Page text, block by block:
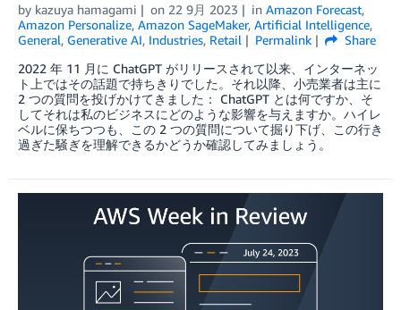
by kazuya hamagami on 22 9月 2023 in Amazon Forecast,
Amazon Personalize, Amazon SageMaker, Artificial Intelligence,
General, Generative AI, Industries, Retail Permalink
Share
2022 年 11 月に ChatGPT がリリースされて以来、インターネッ
ト上ではその話題で持ちきりでした。それ以降、小売業者は主に
2 つの質問を投げかけてきました： ChatGPT とは何ですか、そ
してそれは私のビジネスにどのような影響を与えますか。ハイレ
ベルに保ちつつも、この 2 つの質問について掘り下げ、この行き
過ぎた騒ぎを理解できるかどうか確認してみましょう。